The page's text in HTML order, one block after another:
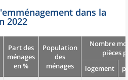
dans la
2022
Part des
ménages
en %
Population
des
ménages
Nombre
pièces
logement